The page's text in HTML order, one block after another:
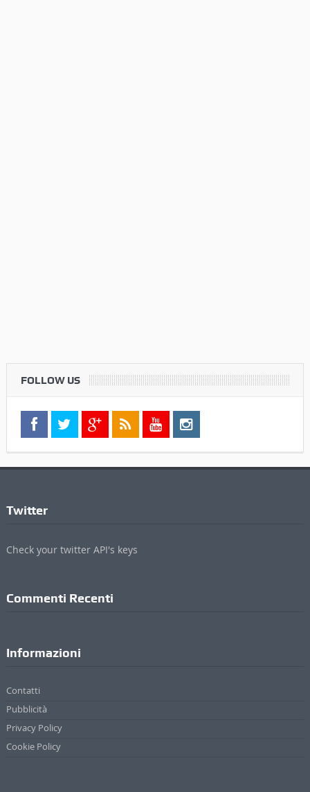
FOLLOW US
Twitter
Check your twitter API's keys
Commenti Recenti
Informazioni
Contatti
Pubblicità
Privacy Policy
Cookie Policy